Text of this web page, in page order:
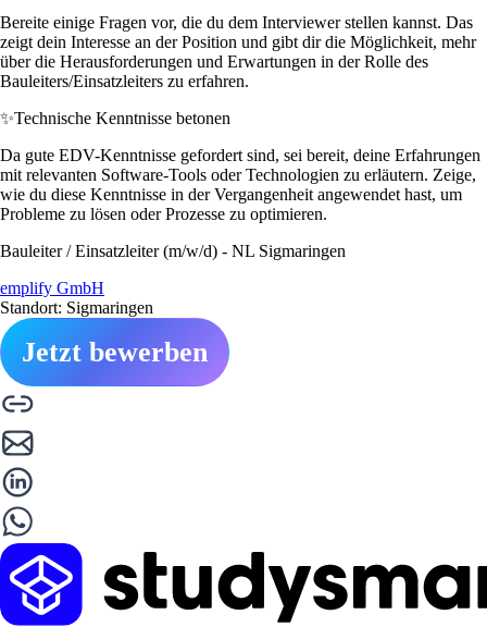
Bereite einige Fragen vor, die du dem Interviewer stellen kannst. Das
zeigt dein Interesse an der Position und gibt dir die Möglichkeit, mehr
über die Herausforderungen und Erwartungen in der Rolle des
Bauleiters/Einsatzleiters zu erfahren.
✨Technische Kenntnisse betonen
Da gute EDV-Kenntnisse gefordert sind, sei bereit, deine Erfahrungen
mit relevanten Software-Tools oder Technologien zu erläutern. Zeige,
wie du diese Kenntnisse in der Vergangenheit angewendet hast, um
Probleme zu lösen oder Prozesse zu optimieren.
Bauleiter / Einsatzleiter (m/w/d) - NL Sigmaringen
emplify GmbH
Standort: Sigmaringen
Jetzt bewerben